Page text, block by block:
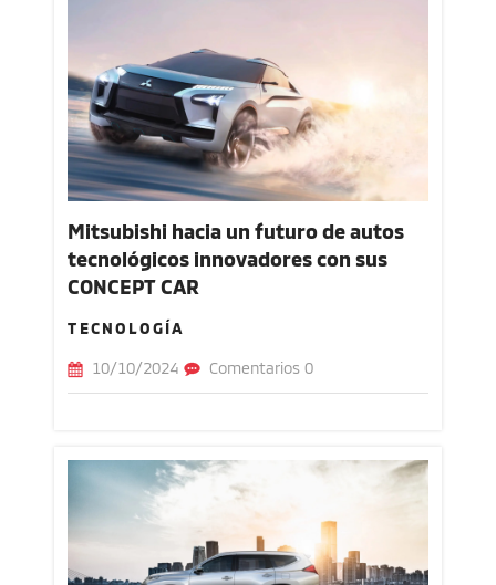
Mitsubishi hacia un futuro de autos
tecnológicos innovadores con sus
CONCEPT CAR
TECNOLOGÍA
10/10/2024 Comentarios 0